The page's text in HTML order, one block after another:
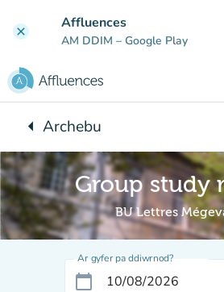
clear Affluences
AM DDIM – Google Play
arrow_leftYn ôl i:
Archebu
Group study
BU Lettres
Ar gyfer pa ddiwrnod?
calendar_today